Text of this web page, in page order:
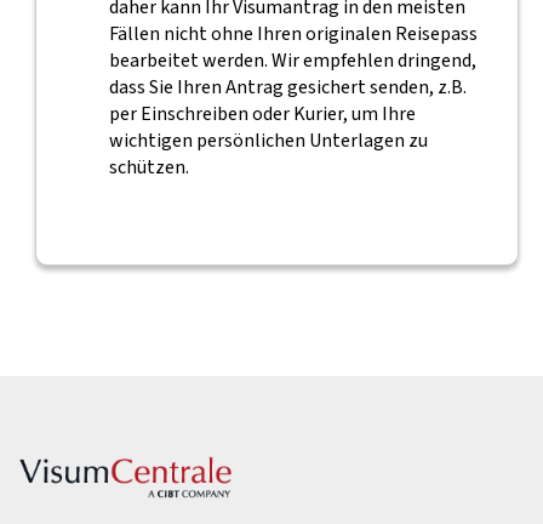
daher kann Ihr Visumantrag in den meisten
Fällen nicht ohne Ihren originalen Reisepass
bearbeitet werden. Wir empfehlen dringend,
dass Sie Ihren Antrag gesichert senden, z.B.
per Einschreiben oder Kurier, um Ihre
wichtigen persönlichen Unterlagen zu
schützen.